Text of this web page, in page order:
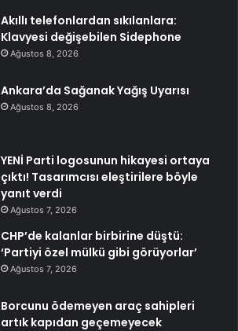
Akıllı telefonlardan sıkılanlara:
Klavyesi değişebilen Sidephone
Ağustos 8, 2026
Ankara’da Sağanak Yağış Uyarısı
Ağustos 8, 2026
YENİ Parti logosunun hikayesi ortaya
çıktı! Tasarımcısı eleştirilere böyle
yanıt verdi
Ağustos 7, 2026
CHP’de kalanlar birbirine düştü:
‘Partiyi özel mülkü gibi görüyorlar’
Ağustos 7, 2026
Borcunu ödemeyen araç sahipleri
artık kapıdan geçemeyecek